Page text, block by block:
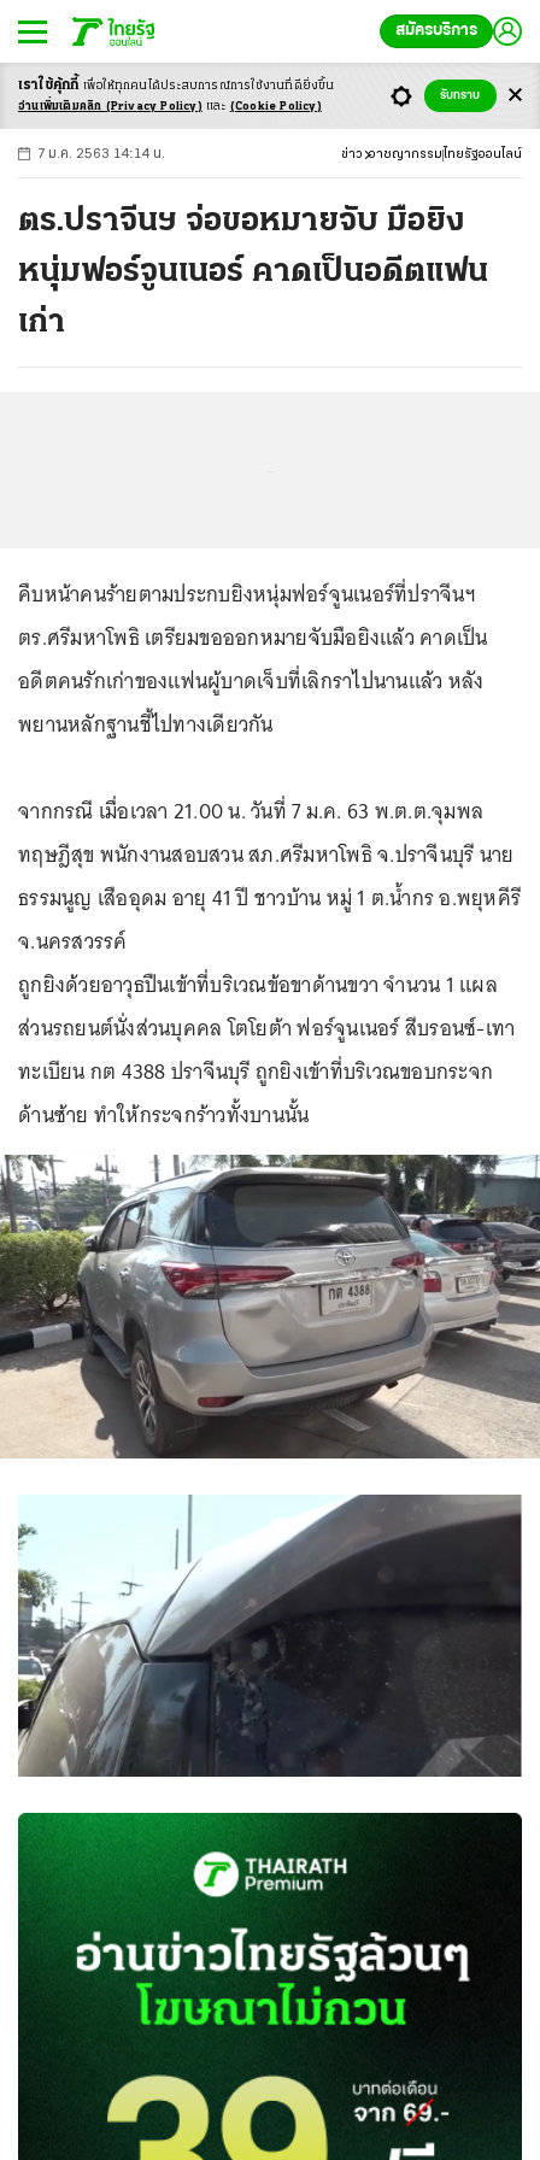
สมัครบริการ
-ก ก ก+
7 ม.ค. 2563 14:14 น. ข่าว อาชญากรรม ไทยรัฐออนไลน์
ตร.ปราจีนฯ จ่อขอหมายจับ มือยิง
หนุ่มฟอร์จูนเนอร์ คาดเป็นอดีตแฟน
เก่า
คืบหน้าคนร้ายตามประกบยิงหนุ่มฟอร์จูนเนอร์ที่ปราจีนฯ
ตร.ศรีมหาโพธิ เตรียมขอออกหมายจับมือยิงแล้ว คาดเป็น
อดีตคนรักเก่าของแฟนผู้บาดเจ็บที่เลิกราไปนานแล้ว หลัง
พยานหลักฐานชี้ไปทางเดียวกัน
จากกรณี เมื่อเวลา 21.00 น. วันที่ 7 ม.ค. 63 พ.ต.ต.จุมพล
ทฤษฎีสุข พนักงานสอบสวน สภ.ศรีมหาโพธิ จ.ปราจีนบุรี นาย
ธรรมนูญ เสืออุดม อายุ 41 ปี ชาวบ้าน หมู่ 1 ต.น้ำกร อ.พยุหคีรี
จ.นครสวรรค์
ถูกยิงด้วยอาวุธปืนเข้าที่บริเวณข้อขาด้านขวา จำนวน 1 แผล
ส่วนรถยนต์นั่งส่วนบุคคล โตโยต้า ฟอร์จูนเนอร์ สีบรอนซ์-เทา
ทะเบียน กต 4388 ปราจีนบุรี ถูกยิงเข้าที่บริเวณขอบกระจก
ด้านซ้าย ทำให้กระจกร้าวทั้งบานนั้น
เราใช้คุ้กกี้ เพื่อให้ทุกคนได้ประสบการณ์การใช้งานที่ดียิ่งขึ้น
อ่านเพิ่มเติมคลิก (Privacy Policy) และ (Cookie Policy)
รับทราบ